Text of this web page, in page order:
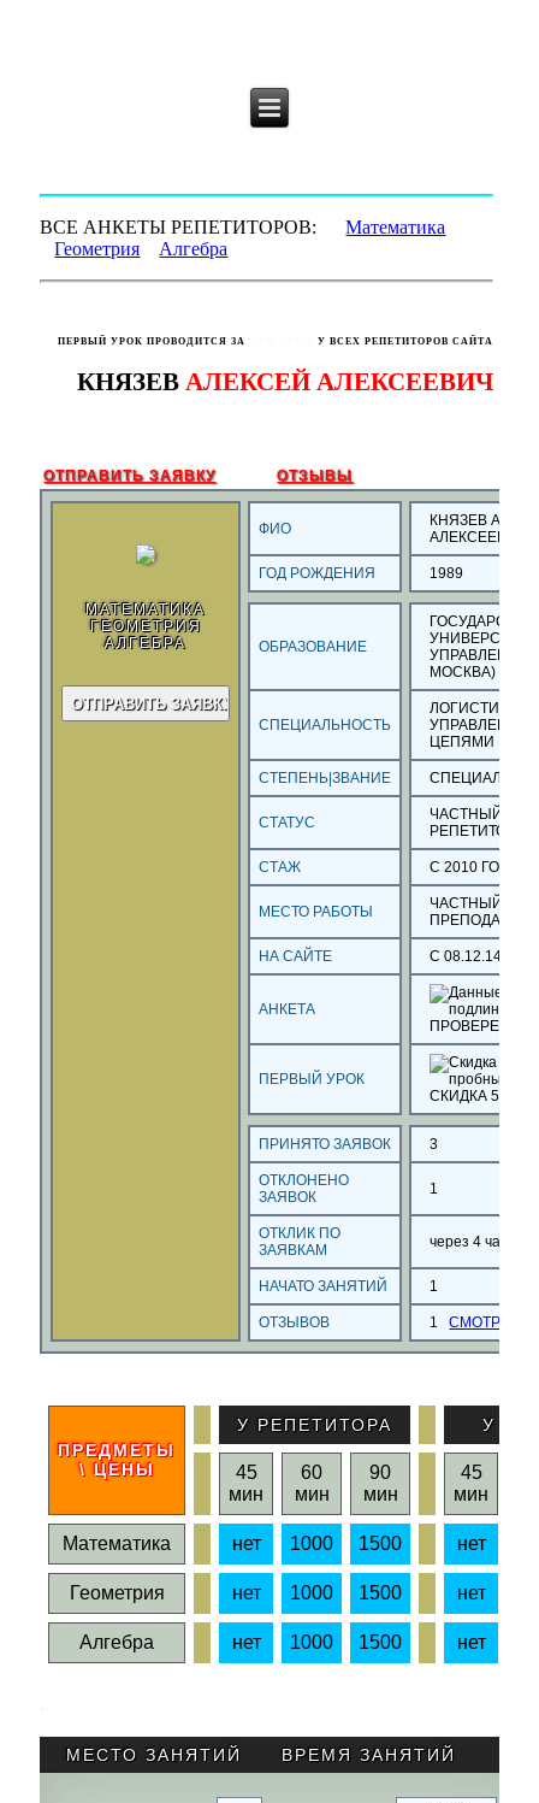
ВСЕ АНКЕТЫ РЕПЕТИТОРОВ:
Математика
Геометрия
Алгебра
ПЕРВЫЙ УРОК ПРОВОДИТСЯ ЗА У ВСЕХ РЕПЕТИТОРОВ САЙТА
КНЯЗЕВ АЛЕКСЕЙ АЛЕКСЕЕВИЧ
ОТПРАВИТЬ ЗАЯВКУ ОТЗЫВЫ
МАТЕМАТИКА
ГЕОМЕТРИЯ
АЛГЕБРА
ФИО
КНЯЗЕВ
АЛЕКСЕЕВИЧ
ГОД РОЖДЕНИЯ 1989
ОБРАЗОВАНИЕ
УНИВЕРСИТЕТ
УПРАВЛЕНИЯ
МОСКВА)
СПЕЦИАЛЬНОСТЬ
ЛОГИСТИКА И
УПРАВЛЕНИЕ
ЦЕПЯМИ
СТЕПЕНЬ|ЗВАНИЕ СПЕЦИАЛИСТ
СТАТУС
ЧАСТНЫЙ
РЕПЕТИТОР
СТАЖ С 2010 ГОДА
МЕСТО РАБОТЫ
ЧАСТНЫЙ
НА САЙТЕ С 08.12.14
АНКЕТА
ПРОВЕРЕНА
ПЕРВЫЙ УРОК
СКИДКА 50%
ПРИНЯТО ЗАЯВОК 3
ОТКЛОНЕНО
ЗАЯВОК
1
ОТКЛИК ПО
ЗАЯВКАМ
через4 часа
НАЧАТО ЗАНЯТИЙ 1
ОТЗЫВОВ 1СМОТРЕТЬ
ПРЕДМЕТЫ
\ ЦЕНЫ
У РЕПЕТИТОРА У
45
мин
60
мин
90
мин
45
мин
Математика нет 1000 1500 нет
Геометрия нет 1000 1500 нет
Алгебра нет 1000 1500 нет
МЕСТО ЗАНЯТИЙ ВРЕМЯ ЗАНЯТИЙ